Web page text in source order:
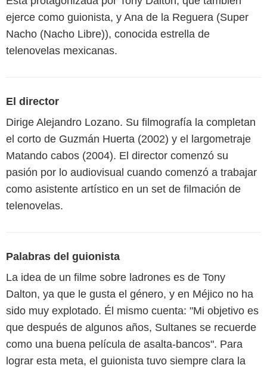
ejerce como guionista, y Ana de la Reguera (Super
Nacho (Nacho Libre)), conocida estrella de
telenovelas mexicanas.
El director
Dirige Alejandro Lozano. Su filmografía la completan
el corto de Guzmán Huerta (2002) y el largometraje
Matando cabos (2004). El director comenzó su
pasión por lo audiovisual cuando comenzó a trabajar
como asistente artístico en un set de filmación de
telenovelas.
Palabras del guionista
La idea de un filme sobre ladrones es de Tony
Dalton, ya que le gusta el género, y en Méjico no ha
sido muy explotado. Él mismo cuenta: "Mi objetivo es
que después de algunos años, Sultanes se recuerde
como una buena película de asalta-bancos". Para
lograr esta meta, el guionista tuvo siempre clara la